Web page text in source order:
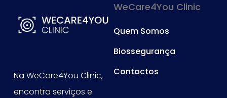
Na WeCare4You Clinic,
encontra serviços e
WeCare4You Clinic
Quem Somos
Biossegurança
Contactos